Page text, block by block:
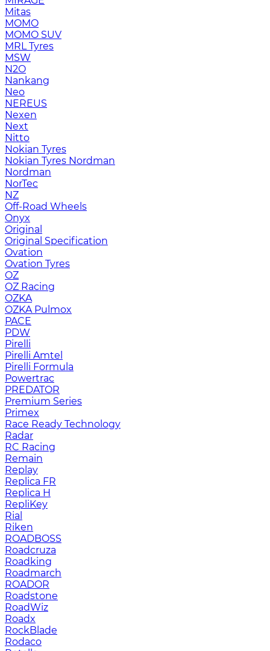
Mitas
MOMO
MOMO SUV
MRL Tyres
MSW
N2O
Nankang
Neo
NEREUS
Nexen
Next
Nitto
Nokian Tyres
Nokian Tyres Nordman
Nordman
NorTec
NZ
Off-Road Wheels
Onyx
Original
Original Specification
Ovation
Ovation Tyres
OZ
OZ Racing
OZKA
OZKA Pulmox
PACE
PDW
Pirelli
Pirelli Amtel
Pirelli Formula
Powertrac
PREDATOR
Premium Series
Primex
Race Ready Technology
Radar
RC Racing
Remain
Replay
Replica FR
Replica H
RepliKey
Rial
Riken
ROADBOSS
Roadcruza
Roadking
Roadmarch
ROADOR
Roadstone
RoadWiz
Roadx
RockBlade
Rodaco